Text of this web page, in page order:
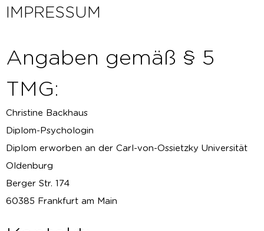
IMPRESSUM
Angaben gemäß § 5
TMG:
Christine Backhaus
Diplom-Psychologin
Diplom erworben an der Carl-von-Ossietzky Universität
Oldenburg
Berger Str. 174
60385 Frankfurt am Main